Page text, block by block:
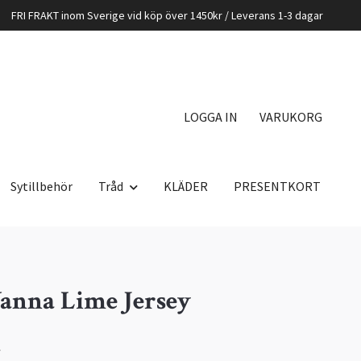
FRI FRAKT inom Sverige vid köp över 1450kr / Leverans 1-3 dagar
LOGGA IN VARUKORG
Sytillbehör Tråd KLÄDER PRESENTKORT
Lime Jersey